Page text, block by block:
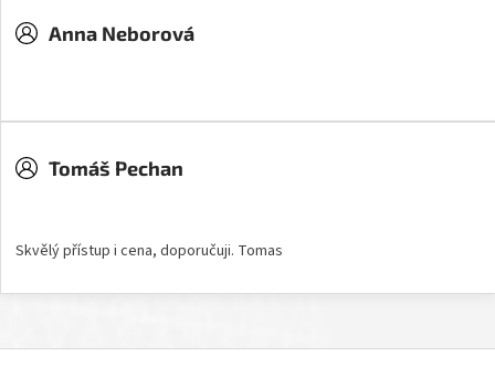
Anna Neborová
Tomáš Pechan
Skvělý přístup i cena, doporučuji. Tomas